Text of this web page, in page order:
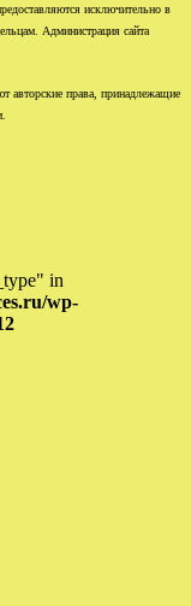
исключительно в
Администрация сайта
авторские права, принадлежащие
in
wp-